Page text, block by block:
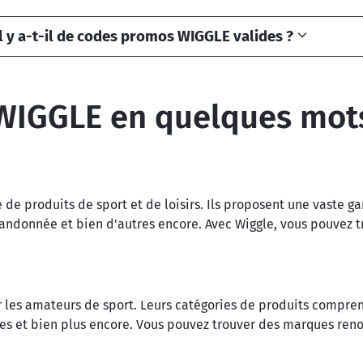
y a-t-il de codes promos WIGGLE valides ?
en quelques
produits de sport et de loisirs. Ils proposent une vaste
et bien d'autres encore. Avec Wiggle, vous
amateurs de sport. Leurs catégories de produits
et bien plus encore. Vous pouvez trouver des marques